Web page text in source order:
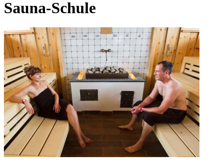
Sauna-Schule